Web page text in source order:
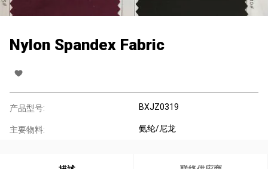
Nylon Spandex Fabric
产品型号: BXJZ0319
主要物料: 氨纶/尼龙